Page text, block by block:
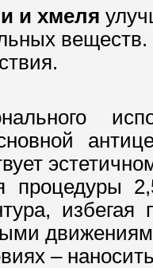
и хмеля
процедуры
–